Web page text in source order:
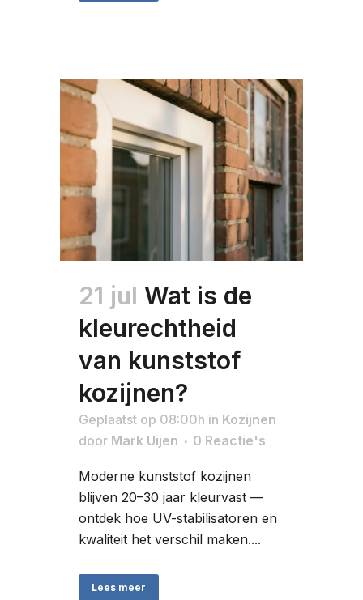
21 jul Wat is de
kleurechtheid
van kunststof
kozijnen?
Geplaatst op 08:00h in Kozijnen
door Mark Uijen 0 Reactie's
Moderne kunststof kozijnen
blijven 20–30 jaar kleurvast —
ontdek hoe UV-stabilisatoren en
kwaliteit het verschil maken....
Lees meer